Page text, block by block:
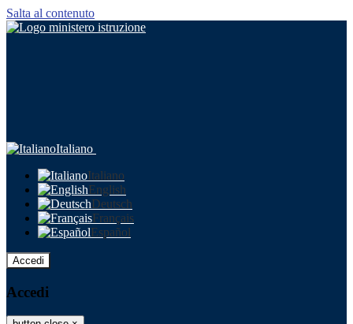
Salta al contenuto
Italiano
Italiano
English
Deutsch
Français
Español
Accedi
Accedi